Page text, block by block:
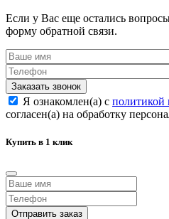
Если у Вас еще остались
форму обратной связи.
Заказать звонок
Я ознакомлен(а) с политикой
согласен(а) на обработку
Купить в 1 клик
Отправить заказ